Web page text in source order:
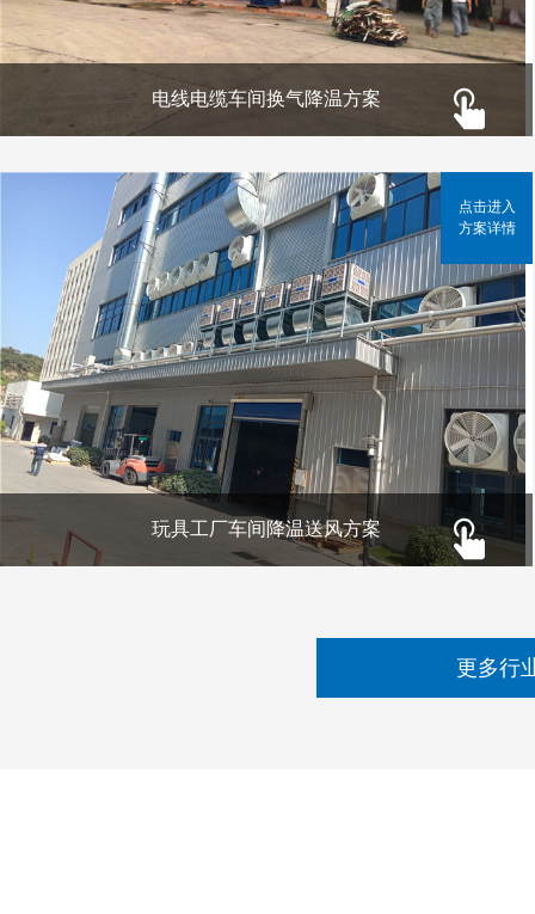
电线电缆车间换气降温方案
玩具工厂车间降温送风方案
点击进入
方案详情
更多行